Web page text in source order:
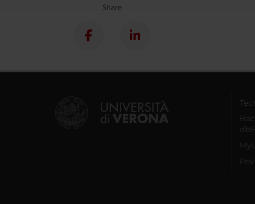
Share